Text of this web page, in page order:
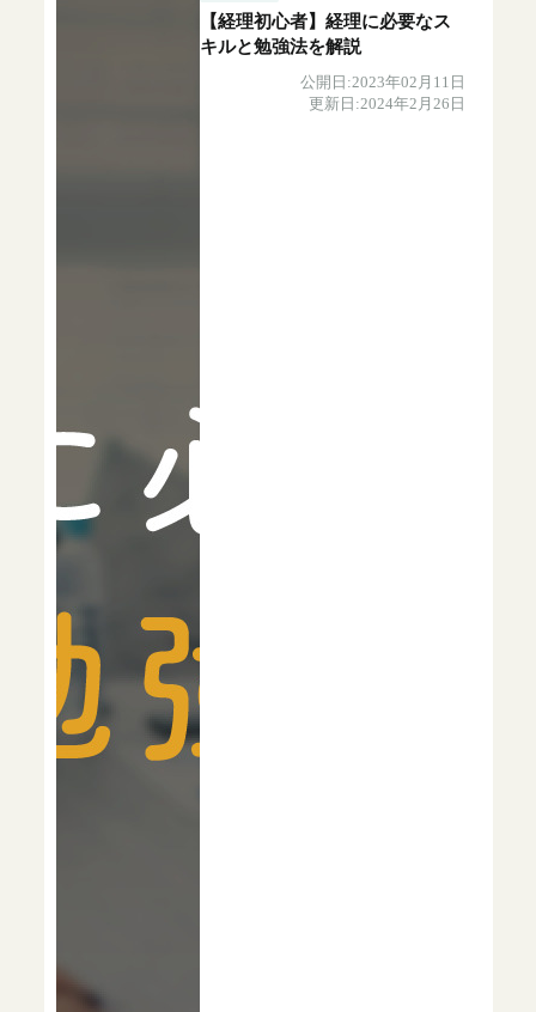
【経理初心者】経理に必要なス
キルと勉強法を解説
公開日:2023年02月11日
更新日:2024年2月26日